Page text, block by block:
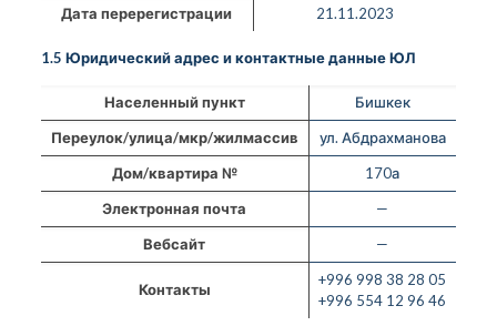
Дата перерегистрации
21.11.2023
1.5 Юридический адрес и контактные данные ЮЛ
Населенный пункт
Бишкек
Переулок/улица/мкр/жилмассив
ул. Абдрахманова
Дом/квартира №
170а
Электронная почта
—
Вебсайт
—
Контакты
+996 998 38 28 05
+996 554 12 96 46